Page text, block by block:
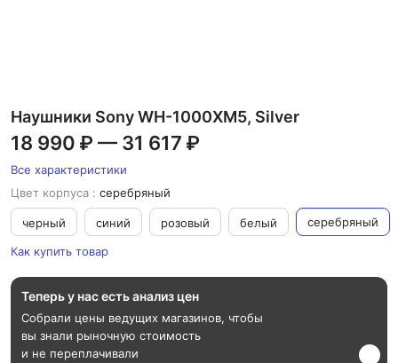
Наушники Sony WH-1000XM5, Silver
18 990 ₽ — 31 617 ₽
Все характеристики
Цвет корпуса : серебряный
черный синий розовый белый серебряный
Теперь у нас есть анализ цен
Собрали цены ведущих магазинов, чтобы
вы знали рыночную стоимость
и не переплачивали
Как купить товар